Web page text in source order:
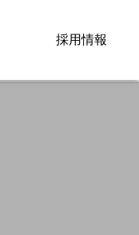
採用情報